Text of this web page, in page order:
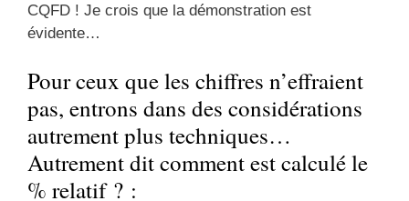
CQFD ! Je crois que la démonstration est
évidente…
Pour ceux que les chiffres n’effraient
pas, entrons dans des considérations
autrement plus techniques…
Autrement dit comment est calculé le
% relatif ? :